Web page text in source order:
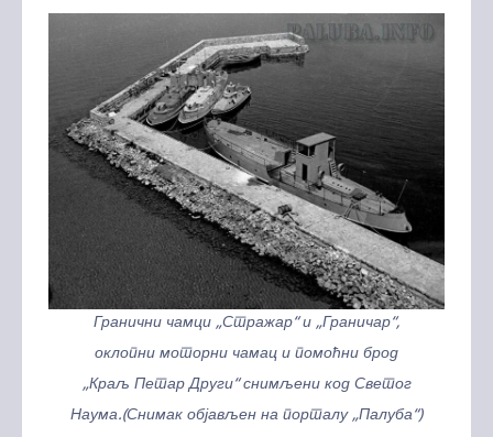
Гранични чамци „Стражар“ и „Граничар“,
оклопни моторни чамац и помоћни брод
„Краљ Петар Други“ снимљени код Светог
Наума.(Снимак објављен на порталу „Палуба“)